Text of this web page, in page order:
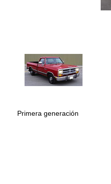
Primera generación